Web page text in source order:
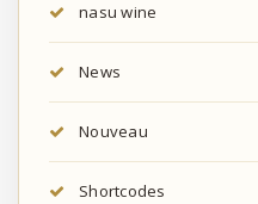
nasu wine
News
Nouveau
Shortcodes